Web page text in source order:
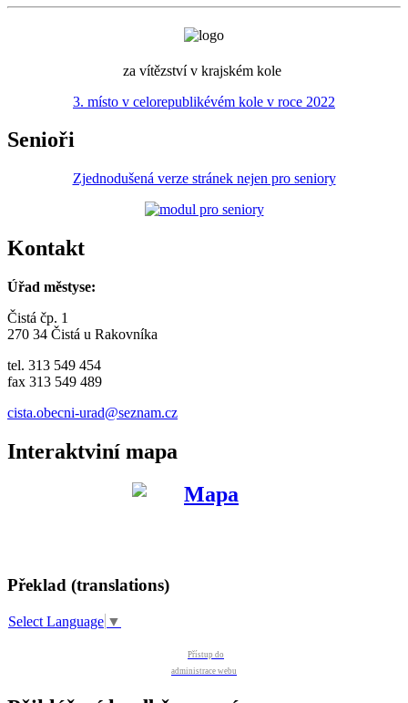
za vítězství v krajském kole
3. místo v celorepublikévém kole v roce 2022
Senioři
Zjednodušená verze stránek nejen pro seniory
Kontakt
Úřad městyse:
Čistá čp. 1
270 34 Čistá u Rakovníka
tel. 313 549 454
fax 313 549 489
cista.obecni-urad@seznam.cz
Interaktviní mapa
Překlad (translations)
Select Language ▼
Přístup do
administrace webu